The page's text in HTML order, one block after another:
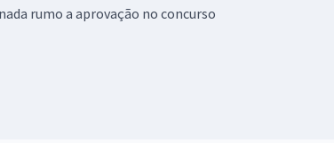
rumo a aprovação no concurso